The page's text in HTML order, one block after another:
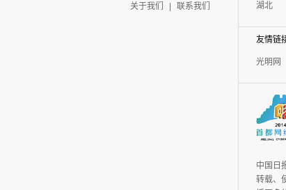
关于我们 联系我们 湖北
友情链
光明网
中国日
转载、